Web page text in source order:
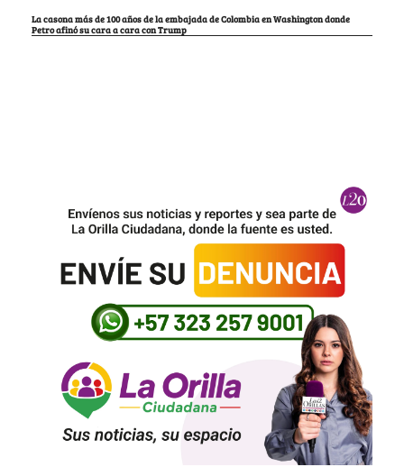
La casona más de 100 años de la embajada de Colombia en Washington donde
Petro afinó su cara a cara con Trump